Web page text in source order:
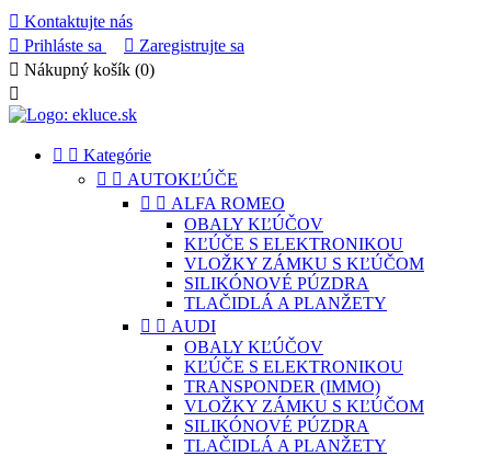
 Kontaktujte nás
 Prihláste sa  Zaregistrujte sa
 Nákupný košík (0)

  Kategórie
  AUTOKĽÚČE
  ALFA ROMEO
OBALY KĽÚČOV
KĽÚČE S ELEKTRONIKOU
VLOŽKY ZÁMKU S KĽÚČOM
SILIKÓNOVÉ PÚZDRA
TLAČIDLÁ A PLANŽETY
  AUDI
OBALY KĽÚČOV
KĽÚČE S ELEKTRONIKOU
TRANSPONDER (IMMO)
VLOŽKY ZÁMKU S KĽÚČOM
SILIKÓNOVÉ PÚZDRA
TLAČIDLÁ A PLANŽETY